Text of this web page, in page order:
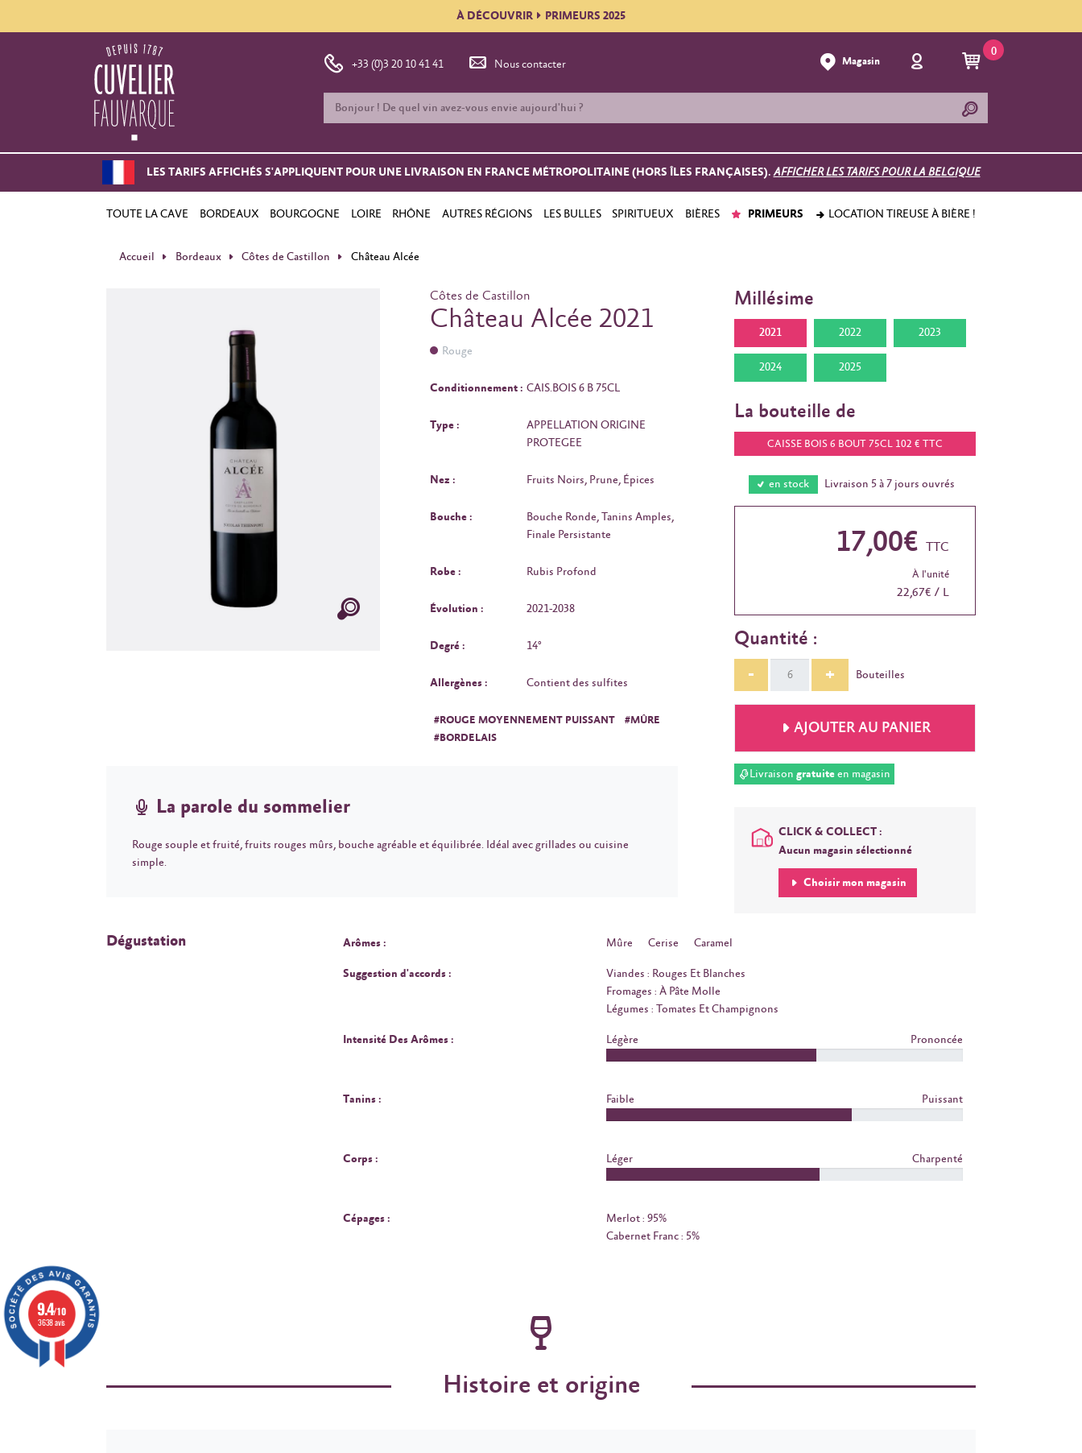
À DÉCOUVRIR PRIMEURS 2025
+33 (0)3 20 10 41 41 Nous contacter Magasin
0
LES TARIFS AFFICHÉS S'APPLIQUENT POUR UNE LIVRAISON EN FRANCE MÉTROPOLITAINE (HORS ÎLES FRANÇAISES).AFFICHER LES TARIFS POUR LA BELGIQUE
TOUTE LA CAVE BORDEAUX BOURGOGNE LOIRE RHÔNE AUTRES RÉGIONS LES BULLES SPIRITUEUX BIÈRES PRIMEURS LOCATION TIREUSE À BIÈRE !
Accueil Bordeaux Côtes de Castillon Château Alcée
Côtes de Castillon
Château Alcée 2021
Rouge
Conditionnement : CAIS.BOIS 6 B 75CL
Type :
APPELLATION ORIGINE
PROTEGEE
Nez : Fruits Noirs, Prune, Épices
Bouche :
Bouche Ronde, Tanins Amples,
Finale Persistante
Robe : Rubis Profond
Évolution : 2021-2038
Degré : 14°
Allergènes : Contient des sulfites
#ROUGE MOYENNEMENT PUISSANT
#MÛRE
#BORDELAIS
La parole du sommelier
Rouge souple et fruité, fruits rouges mûrs, bouche agréable et équilibrée. Idéal avec grillades ou cuisine
simple.
Millésime
2021 2022 2023
2024 2025
La bouteille de
CAISSE BOIS 6 BOUT 75CL 102 € TTC
en stock Livraison 5 à 7 jours ouvrés
17,00€ TTC
À l'unité
22,67€ / L
Quantité :
-
+ Bouteilles
AJOUTER AU PANIER
Livraison gratuiteen magasin
CLICK & COLLECT :
Aucun magasin sélectionné
Choisir mon magasin
Dégustation Arômes : Mûre Cerise Caramel
Suggestion d'accords :
Viandes : Rouges Et Blanches
Fromages : À Pâte Molle
Légumes : Tomates Et Champignons
Intensité Des Arômes : Légère Prononcée
Tanins : Faible Puissant
Corps : Léger Charpenté
Cépages :
Merlot : 95%
Cabernet Franc : 5%
Histoire et origine
9.4/10
3638 avis